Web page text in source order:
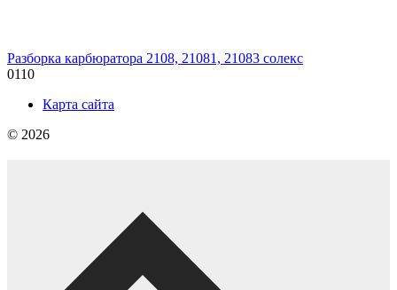
Разборка карбюратора 2108, 21081, 21083 солекс
0110
Карта сайта
© 2026